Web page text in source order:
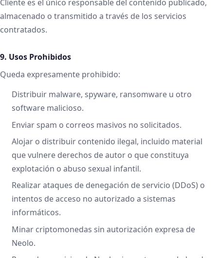
Cliente es el único responsable del contenido publicado,
almacenado o transmitido a través de los servicios
contratados.
9. Usos Prohibidos
Queda expresamente prohibido:
Distribuir malware, spyware, ransomware u otro
software malicioso.
Enviar spam o correos masivos no solicitados.
Alojar o distribuir contenido ilegal, incluido material
que vulnere derechos de autor o que constituya
explotación o abuso sexual infantil.
Realizar ataques de denegación de servicio (DDoS) o
intentos de acceso no autorizado a sistemas
informáticos.
Minar criptomonedas sin autorización expresa de
Neolo.